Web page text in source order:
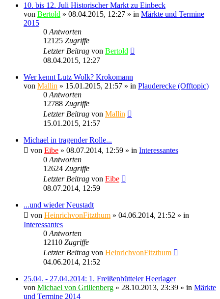
10. bis 12. Juli Historischer Markt zu Einbeck
von Bertold » 08.04.2015, 12:27 » in Märkte und Termine
2015
0 Antworten
12125 Zugriffe
Letzter Beitrag von Bertold
08.04.2015, 12:27
Wer kennt Lutz Wolk? Krokomann
von Mallin » 15.01.2015, 21:57 » in Plauderecke (Offtopic)
0 Antworten
12788 Zugriffe
Letzter Beitrag von Mallin
15.01.2015, 21:57
Michael in tragender Rolle...
von Eibe » 08.07.2014, 12:59 » in Interessantes
0 Antworten
12624 Zugriffe
Letzter Beitrag von Eibe
08.07.2014, 12:59
...und wieder Neustadt
von HeinrichvonFitzthum » 04.06.2014, 21:52 » in
Interessantes
0 Antworten
12110 Zugriffe
Letzter Beitrag von HeinrichvonFitzthum
04.06.2014, 21:52
25.04. - 27.04.2014: 1. Freißenbütteler Heerlager
von Michael von Grillenberg » 28.10.2013, 23:39 » in Märkte
und Termine 2014